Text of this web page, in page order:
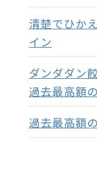
清楚でひか
イン
ダンダダン
過去最高額
過去最高額